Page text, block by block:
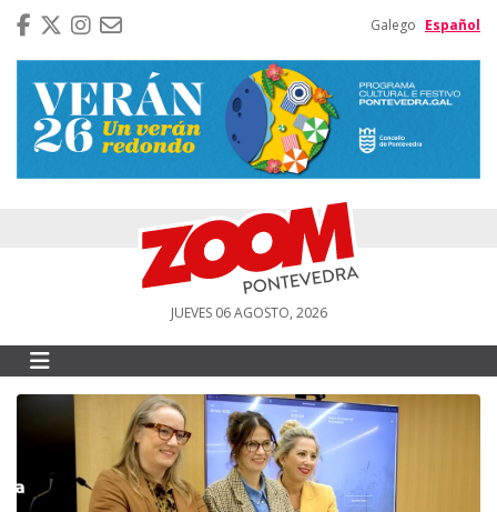
Galego Español
JUEVES 06 AGOSTO, 2026